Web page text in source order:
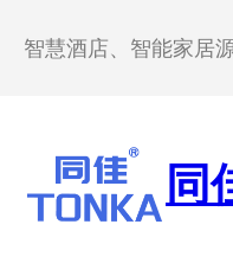
智慧酒店、智能家居
同